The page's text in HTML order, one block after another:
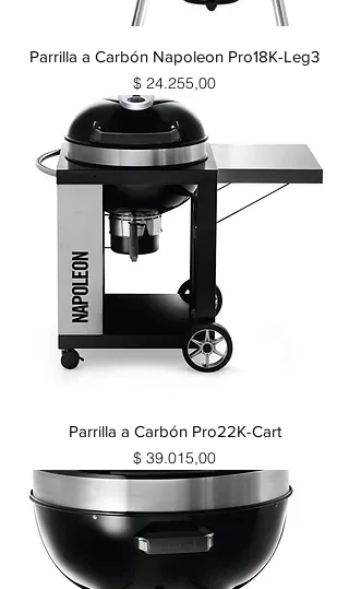
Parrilla a Carbón Napoleon Pro18K-Leg3
Precio
$ 24.255,00
Parrilla a Carbón Pro22K-Cart
Precio
$ 39.015,00